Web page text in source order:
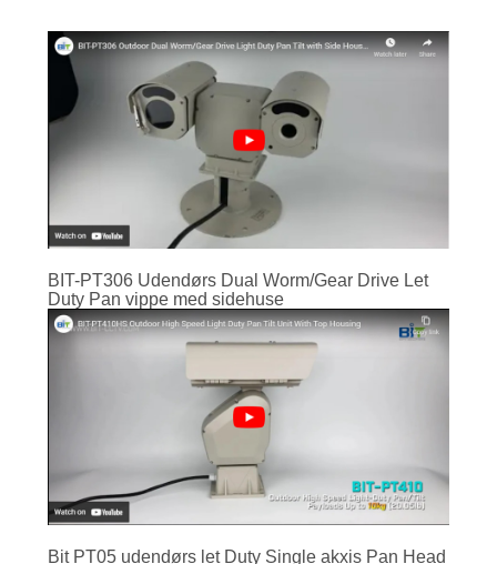
BIT-PT306 Udendørs Dual Worm/Gear Drive Let
Duty Pan vippe med sidehuse
Bit PT05 udendørs let Duty Single akxis Pan Head